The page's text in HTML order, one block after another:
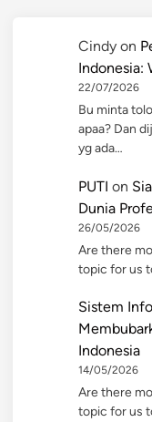
Cindy on
Indonesia:
22/07/2026
Bu minta
apaa? Dan
yg ada…
PUTI on
Dunia
26/05/2026
Are there
topic for us
Sistem
Indonesia
14/05/2026
Are there
topic for us